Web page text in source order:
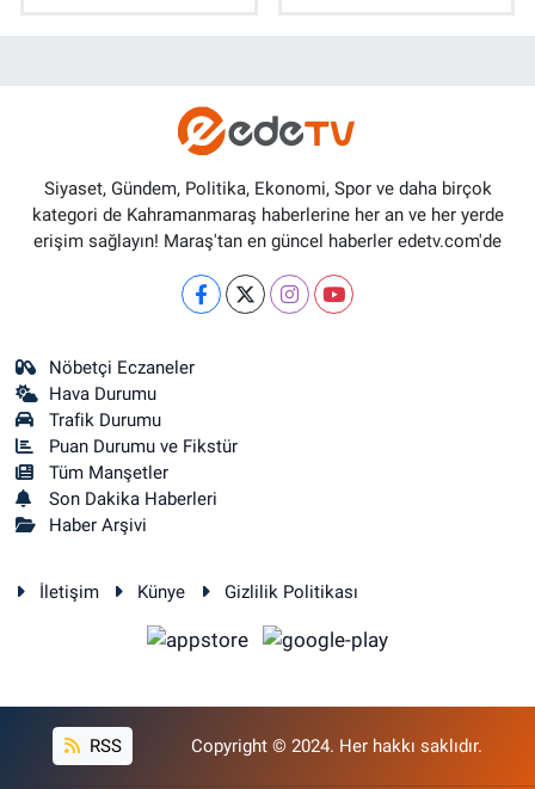
Siyaset, Gündem, Politika, Ekonomi, Spor ve daha birçok
kategori de Kahramanmaraş haberlerine her an ve her yerde
erişim sağlayın! Maraş'tan en güncel haberler edetv.com'de
Nöbetçi Eczaneler
Hava Durumu
Trafik Durumu
Puan Durumu ve Fikstür
Tüm Manşetler
Son Dakika Haberleri
Haber Arşivi
İletişim Künye Gizlilik Politikası
RSS Copyright © 2024. Her hakkı saklıdır.